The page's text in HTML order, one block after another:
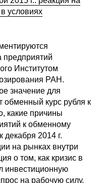
условиях
предприятий
Институтом
РАН.
значение для
обменный курс рубля к
какие причины
к обменному
декабря 2014 г.
на рынках внутри
о том, как кризис в
инвестиционную
на рабочую силу.